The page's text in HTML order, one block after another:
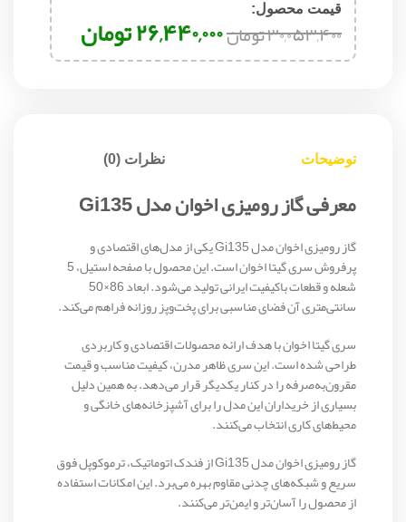
قیمت محصول:​
۳۰,۰۵۳,۴۰۰تومان۲۶,۴۴۰,۰۰۰تومان
توضیحات نظرات (0)
معرفی گاز رومیزی اخوان مدل Gi135
گاز رومیزی اخوان مدل Gi135 یکی از مدل‌های اقتصادی و
پرفروش سری گیتا اخوان است. این محصول با صفحه استیل، 5
شعله و قطعات باکیفیت ایرانی تولید می‌شود. ابعاد 86×50
سانتی‌متری آن فضای مناسبی برای پخت‌وپز روزانه فراهم می‌کند.
سری گیتا اخوان با هدف ارائه محصولات اقتصادی و کاربردی
طراحی شده است. این سری ظاهر مدرن، کیفیت مناسب و قیمت
مقرون‌به‌صرفه را در کنار یکدیگر قرار می‌دهد. به همین دلیل
بسیاری از خریداران این مدل را برای آشپزخانه‌های خانگی و
محیط‌های کاری انتخاب می‌کنند.
گاز رومیزی اخوان مدل Gi135 از فندک اتوماتیک، ترموکوپل فوق
سریع و شبکه‌های چدنی مقاوم بهره می‌برد. این امکانات استفاده
از محصول را آسان‌تر و ایمن‌تر می‌کنند.